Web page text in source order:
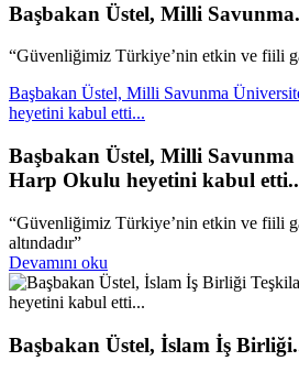
Başbakan Üstel, Milli
“Güvenliğimiz Türkiye’nin etkin ve fiili
Başbakan Üstel, Milli Savunma
heyetini kabul etti...
Başbakan Üstel, Milli Savunma
Harp Okulu heyetini kabul
“Güvenliğimiz Türkiye’nin etkin ve fiili
altındadır”
Devamını oku
Başbakan Üstel, İslam İş